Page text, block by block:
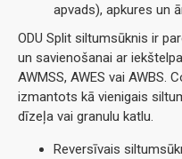
apvads), apkures un
ODU Split siltumsūknis ir
un savienošanai ar
AWMSS, AWES vai AWBS.
izmantots kā vienigais
dīzeļa vai granulu katlu.
Reversīvais